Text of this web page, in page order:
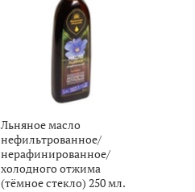
Льняное масло
нефильтрованное/
нерафинированное/
холодного отжима
(тёмное стекло) 250 мл.